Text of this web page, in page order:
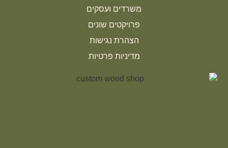
משרדים ועסקים
פרויקטים שונים
הצהרת נגישות
מדיניות פרטיות